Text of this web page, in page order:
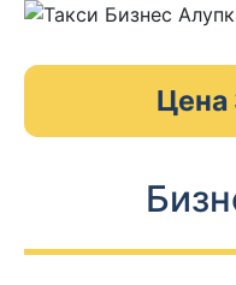
Цена